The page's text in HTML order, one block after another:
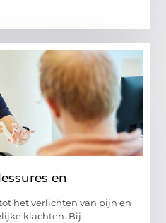
en
het verlichten van pijn en
klachten. Bij